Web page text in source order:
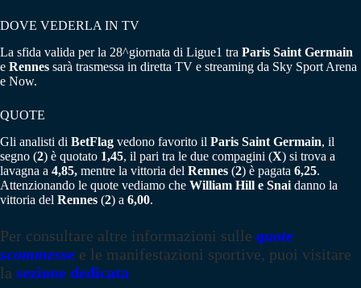
DOVE VEDERLA IN TV
La sfida valida per la 28^giornata di Ligue1 tra Paris Saint Germain
e Rennes sarà trasmessa in diretta TV e streaming da Sky Sport Arena
e Now.
QUOTE
Gli analisti di BetFlag vedono favorito il Paris Saint Germain, il
segno (2) è quotato 1,45, il pari tra le due compagini (X) si trova a
lavagna a 4,85, mentre la vittoria del Rennes (2) è pagata 6,25.
Attenzionando le quote vediamo che William Hill e Snai danno la
vittoria del Rennes (2) a 6,00.
Per consultare altre informazioni sulle quote
scommesse e le manifestazioni sportive, puoi visitare
la sezione dedicata